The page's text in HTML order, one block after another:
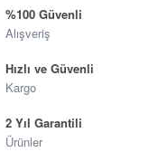
%100 Güvenli
Alışveriş
Hızlı ve Güvenli
Kargo
2 Yıl Garantili
Ürünler